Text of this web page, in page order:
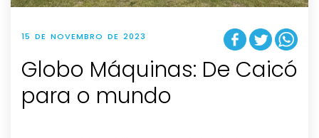
15 DE NOVEMBRO DE 2023
Globo Máquinas: De Caicó
para o mundo